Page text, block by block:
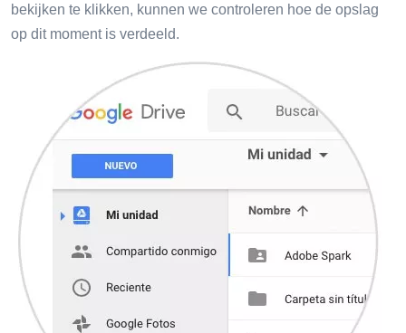
bekijken te klikken, kunnen we controleren hoe de opslag
op dit moment is verdeeld.